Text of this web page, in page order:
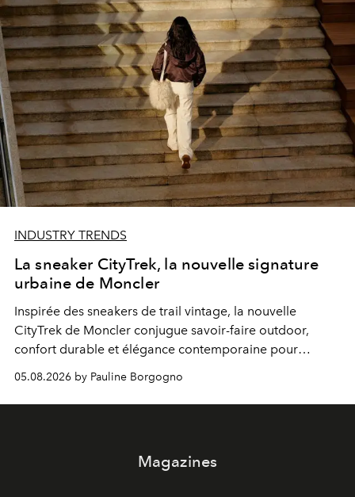
INDUSTRY TRENDS
La sneaker CityTrek, la nouvelle signature
urbaine de Moncler
Inspirée des sneakers de trail vintage, la nouvelle
CityTrek de Moncler conjugue savoir-faire outdoor,
confort durable et élégance contemporaine pour
accompagner les explorations du quotidien.
05.08.2026 by Pauline Borgogno
Magazines